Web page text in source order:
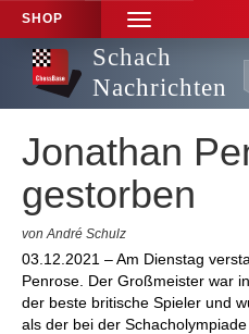
SHOP
TOGGLE
NAVIGATION
Schach
Nachrichten
Jonathan
gestorben
von André Schulz
03.12.2021 – Am Dienstag
Penrose. Der Großmeister war
der beste britische Spieler und
als der bei der